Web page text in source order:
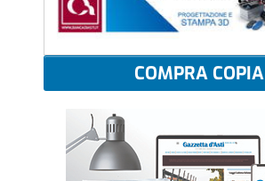
COMPRA COPIA